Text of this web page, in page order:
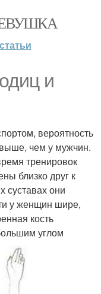
статьи
и
вероятность
чем у мужчин.
тренировок
близко друг к
суставах они
у женщин шире,
кость
углом